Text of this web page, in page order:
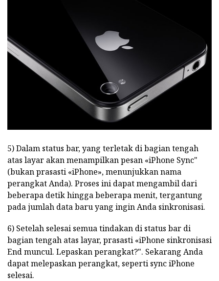
5) Dalam status bar, yang terletak di bagian tengah
atas layar akan menampilkan pesan «iPhone Sync"
(bukan prasasti «iPhone», menunjukkan nama
perangkat Anda). Proses ini dapat mengambil dari
beberapa detik hingga beberapa menit, tergantung
pada jumlah data baru yang ingin Anda sinkronisasi.
6) Setelah selesai semua tindakan di status bar di
bagian tengah atas layar, prasasti «iPhone sinkronisasi
End muncul. Lepaskan perangkat?". Sekarang Anda
dapat melepaskan perangkat, seperti sync iPhone
selesai.